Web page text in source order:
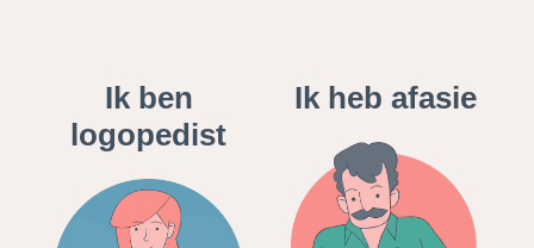
de behandelresultaten en PREM-vragenlijsten (Patient
Reported Experience Measures) waarbij het gaat hoe de
cliënt de zorgverlening heeft ervaren.
De Nederlandse versie van de Stroke and Aphasia
Quality of Life Scale-39g (
SAQOL-39 ) (Van Ewijk, L.,
Ik ben
logopedist
Ik heb afasie